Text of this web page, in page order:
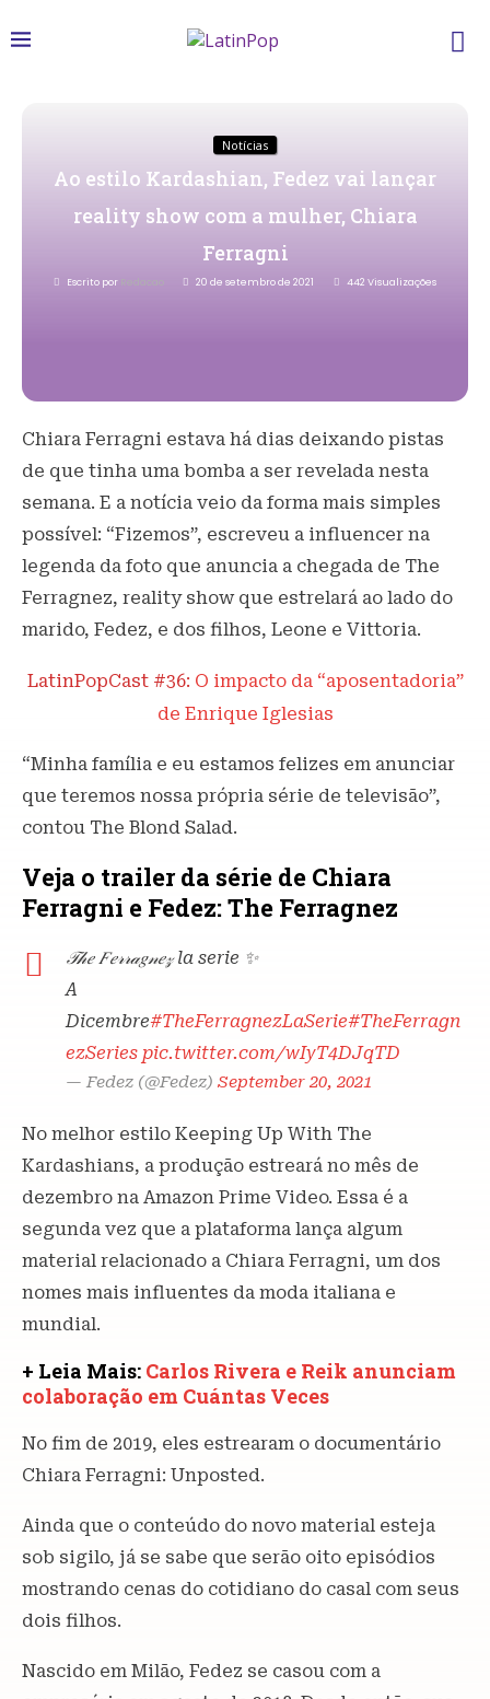
Notícias
Ao estilo Kardashian, Fedez vai lançar
reality show com a mulher, Chiara
Ferragni
Escrito por 20 de setembro de 2021 442 Visualizações
Chiara Ferragni estava há dias deixando pistas
de que tinha uma bomba a ser revelada nesta
semana. E a notícia veio da forma mais simples
possível: “Fizemos”, escreveu a influencer na
legenda da foto que anuncia a chegada de The
Ferragnez, reality show que estrelará ao lado do
marido, Fedez, e dos filhos, Leone e Vittoria.
LatinPopCast #36: O impacto da “aposentadoria”
de Enrique Iglesias
“Minha família e eu estamos felizes em anunciar
que teremos nossa própria série de televisão”,
contou The Blond Salad.
Veja o trailer da série de Chiara
Ferragni e Fedez: The Ferragnez
𝒯𝒽𝑒 𝐹𝑒𝓇𝓇𝒶𝑔𝓃𝑒𝓏 la serie ✨
A
Dicembre#TheFerragnezLaSerie#TheFerragn
ezSeries pic.twitter.com/wIyT4DJqTD
— Fedez (@Fedez) September 20, 2021
No melhor estilo Keeping Up With The
Kardashians, a produção estreará no mês de
dezembro na Amazon Prime Video. Essa é a
segunda vez que a plataforma lança algum
material relacionado a Chiara Ferragni, um dos
nomes mais influentes da moda italiana e
mundial.
+ Leia Mais: Carlos Rivera e Reik anunciam
colaboração em Cuántas Veces
No fim de 2019, eles estrearam o documentário
Chiara Ferragni: Unposted.
Ainda que o conteúdo do novo material esteja
sob sigilo, já se sabe que serão oito episódios
mostrando cenas do cotidiano do casal com seus
dois filhos.
Nascido em Milão, Fedez se casou com a